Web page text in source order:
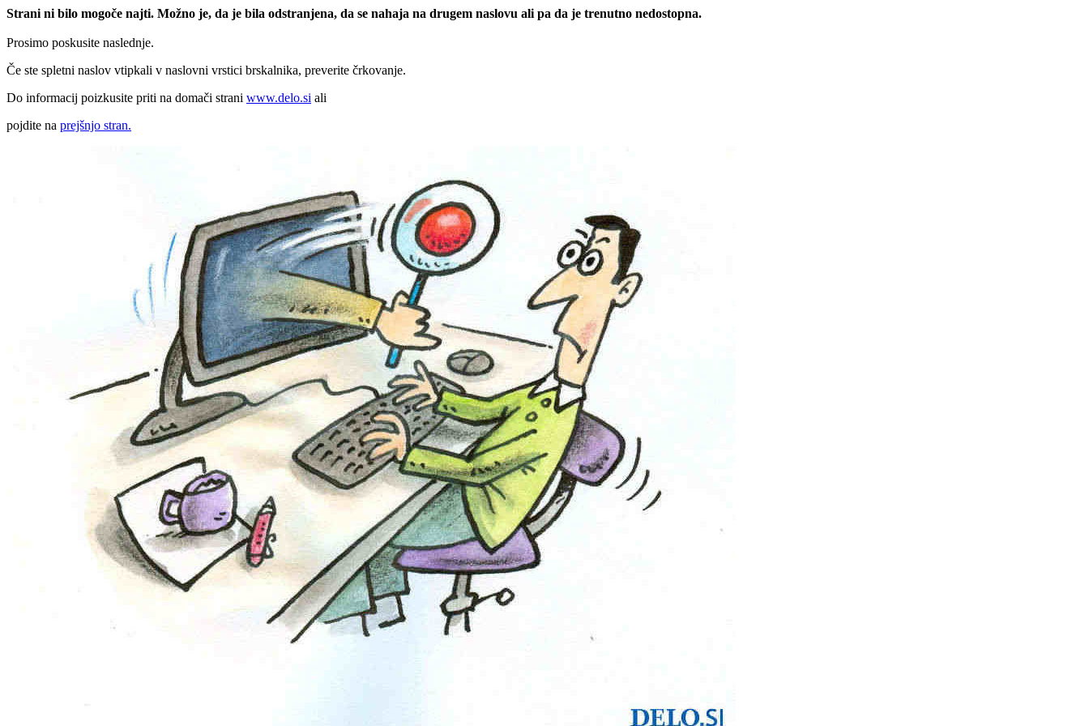
Strani ni bilo mogoče najti. Možno je, da je bila odstranjena, da se nahaja na drugem naslovu ali pa da je trenutno nedostopna.
Prosimo poskusite naslednje.
Če ste spletni naslov vtipkali v naslovni vrstici brskalnika, preverite črkovanje.
Do informacij poizkusite priti na domači strani www.delo.si ali
pojdite na prejšnjo stran.